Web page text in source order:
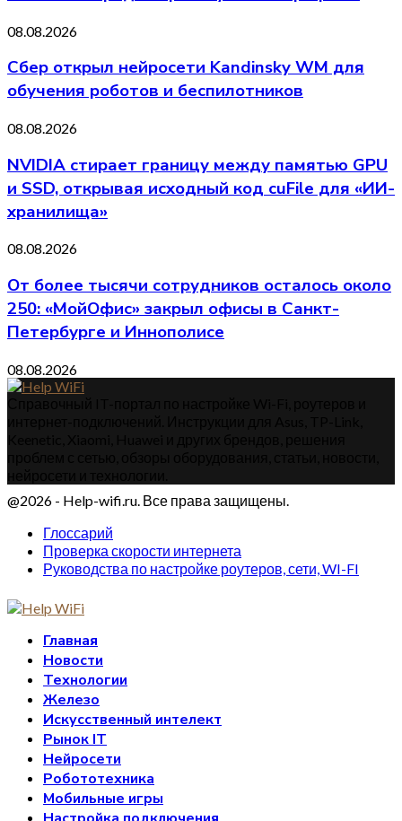
08.08.2026
Сбер открыл нейросети Kandinsky WM для
обучения роботов и беспилотников
08.08.2026
NVIDIA стирает границу между памятью GPU
и SSD, открывая исходный код cuFile для «ИИ-
хранилища»
08.08.2026
От более тысячи сотрудников осталось около
250: «МойОфис» закрыл офисы в Санкт-
Петербурге и Иннополисе
08.08.2026
@2026 - Help-wifi.ru. Все права защищены.
Глоссарий
Проверка скорости интернета
Руководства по настройке роутеров, сети, WI-FI
Главная
Новости
Технологии
Железо
Искусственный интелект
Рынок IT
Нейросети
Робототехника
Мобильные игры